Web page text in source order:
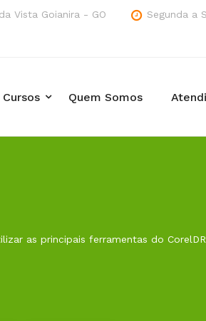
Vista Goianira - GO Segunda a
Cursos Quem Somos
as principais ferramentas do